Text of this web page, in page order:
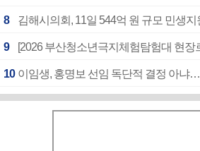
8 김해시의회, 11일 544억 원 규모 민생
9
10 이임생, 홍명보 선임 독단적 결정 아냐